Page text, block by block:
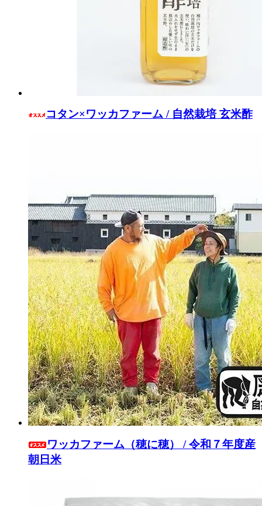
コタン×ワッカファーム / 自然栽培 玄米酢
ワッカファーム（穂に穂） / 令和７年度産
朝日米